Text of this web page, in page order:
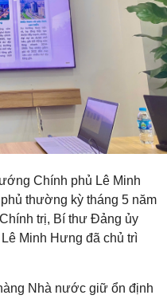
Chính phủ Lê Minh
thường kỳ tháng 5 năm
trị, Bí thư Đảng ủy
Minh Hưng đã chủ trì
Nhà nước giữ ổn định